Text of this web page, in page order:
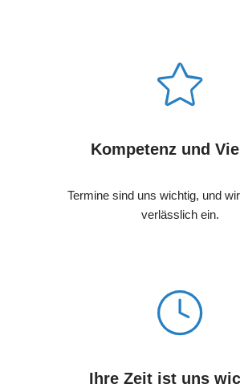
Kompetenz und
Termine sind uns wichtig, und
verlässlich ein.
Ihre Zeit ist uns